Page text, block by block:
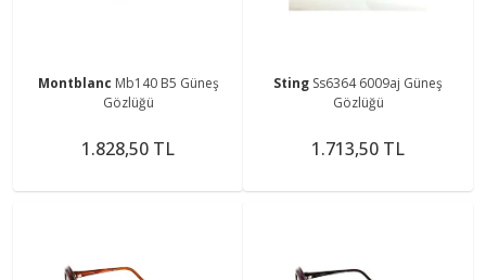
Montblanc Mb140 B5 Güneş
Gözlüğü
1.828,50 TL
Sting Ss6364 6009aj Güneş
Gözlüğü
1.713,50 TL